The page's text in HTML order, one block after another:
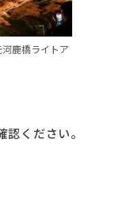
鹿橋ライトア
ください。